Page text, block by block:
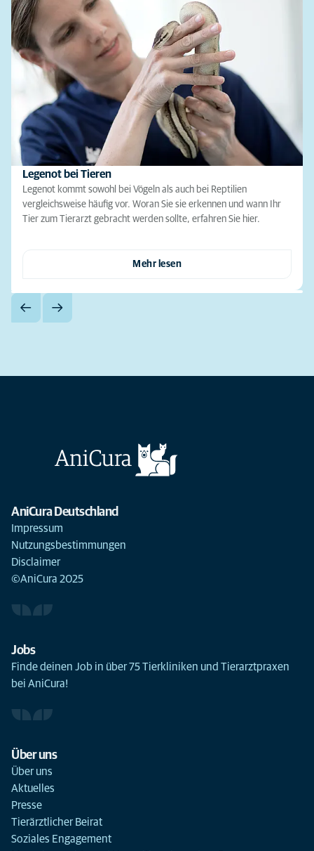
Legenot bei Tieren
Legenot kommt sowohl bei Vögeln als auch bei Reptilien
vergleichsweise häufig vor. Woran Sie sie erkennen und wann Ihr
Tier zum Tierarzt gebracht werden sollte, erfahren Sie hier.
Mehr lesen
AniCura Deutschland
Impressum
Nutzungsbestimmungen
Disclaimer
©AniCura 2025
Jobs
Finde deinen Job in über 75 Tierkliniken und Tierarztpraxen
bei AniCura!
Über uns
Über uns
Aktuelles
Presse
Tierärztlicher Beirat
Soziales Engagement